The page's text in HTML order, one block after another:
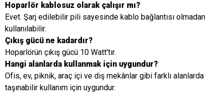
Hoparlör kablosuz olarak çalışır mı?
Evet. Şarj edilebilir pili sayesinde kablo bağlantısı olmadan
kullanılabilir.
Çıkış gücü ne kadardır?
Hoparlörün çıkış gücü 10 Watt'tır.
Hangi alanlarda kullanmak için uygundur?
Ofis, ev, piknik, araç içi ve dış mekânlar gibi farklı alanlarda
taşınabilir kullanım için uygundur.